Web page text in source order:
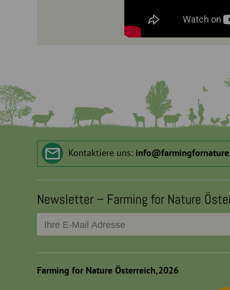
Kontaktiere uns: info@
Newsletter – Farming for Nature
Farming for Nature Österreich,2026